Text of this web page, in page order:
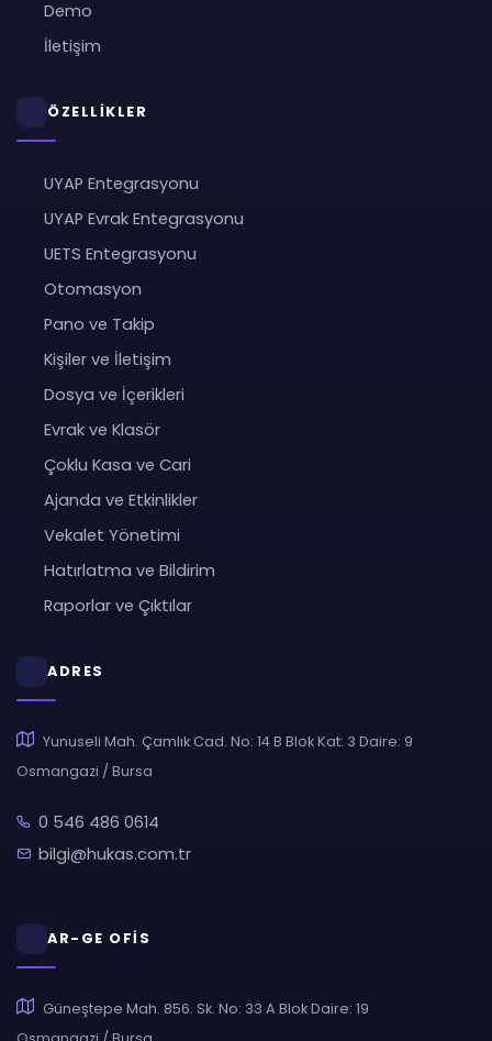
Demo
İletişim
ÖZELLİKLER
UYAP Entegrasyonu
UYAP Evrak Entegrasyonu
UETS Entegrasyonu
Otomasyon
Pano ve Takip
Kişiler ve İletişim
Dosya ve İçerikleri
Evrak ve Klasör
Çoklu Kasa ve Cari
Ajanda ve Etkinlikler
Vekalet Yönetimi
Hatırlatma ve Bildirim
Raporlar ve Çıktılar
ADRES
Yunuseli Mah. Çamlık Cad. No: 14 B Blok Kat: 3 Daire: 9
Osmangazi / Bursa
0 546 486 0614
bilgi@hukas.com.tr
AR-GE OFİS
Güneştepe Mah. 856. Sk. No: 33 A Blok Daire: 19